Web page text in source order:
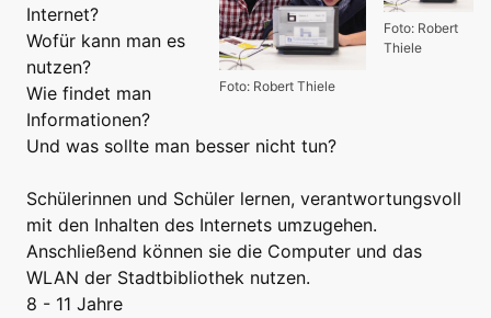
Foto: Robert
Thiele
Foto: Robert Thiele
Internet?
Wofür kann man es
nutzen?
Wie findet man
Informationen?
Und was sollte man besser nicht tun?
Schülerinnen und Schüler lernen, verantwortungsvoll
mit den Inhalten des Internets umzugehen.
Anschließend können sie die Computer und das
WLAN der Stadtbibliothek nutzen.
8 - 11 Jahre